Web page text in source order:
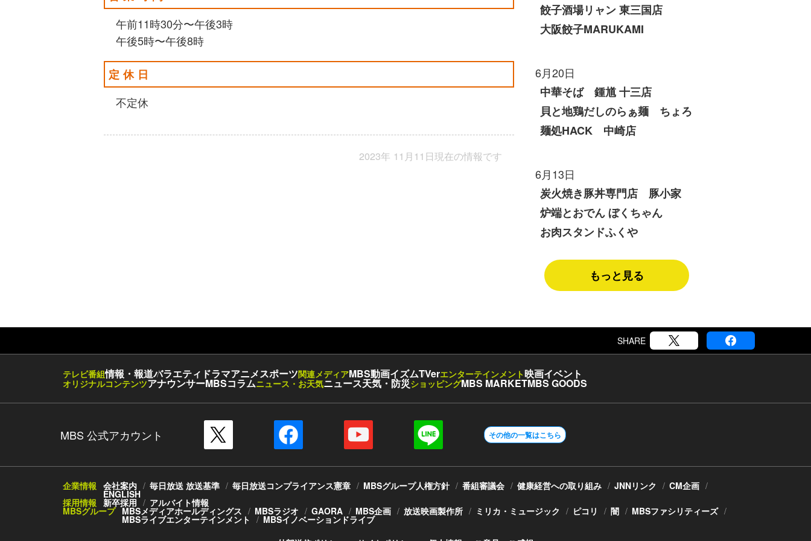
午前11時30分〜午後3時
午後5時〜午後8時
定休日
不定休
2023年 11月11日現在の情報です
餃子酒場リャン 東三国店
大阪餃子MARUKAMI
6月20日
中華そば 鍾馗 十三店
貝と地鶏だしのらぁ麺 ちょろ
麺処HACK 中崎店
6月13日
炭火焼き豚丼専門店 豚小家
炉端とおでん ぼくちゃん
お肉スタンドふくや
もっと見る
SHARE
テレビ番組情報・報道バラエティ ドラマアニメスポーツ関連メディアMBS動画イズムTVerエンターテインメント映画イベント
オリジナルコンテンツアナウンサーMBSコラムニュース・お天気ニュース天気・防災ショッピングMBS MARKETMBS GOODS
MBS 公式アカウント その他の一覧はこちら
企業情報 会社案内 毎日放送 放送基準 毎日放送コンプライアンス憲章 MBSグループ人権方針 番組審議会 健康経営への取り組み JNNリンク CM企画
ENGLISH
採用情報 新卒採用 アルバイト情報
MBSグループ MBSメディアホールディングス MBSラジオ GAORA MBS企画 放送映画製作所 ミリカ・ミュージック ピコリ 闇 MBSファシリティーズ
MBSライブエンターテインメント
MBSイノベーションドライブ